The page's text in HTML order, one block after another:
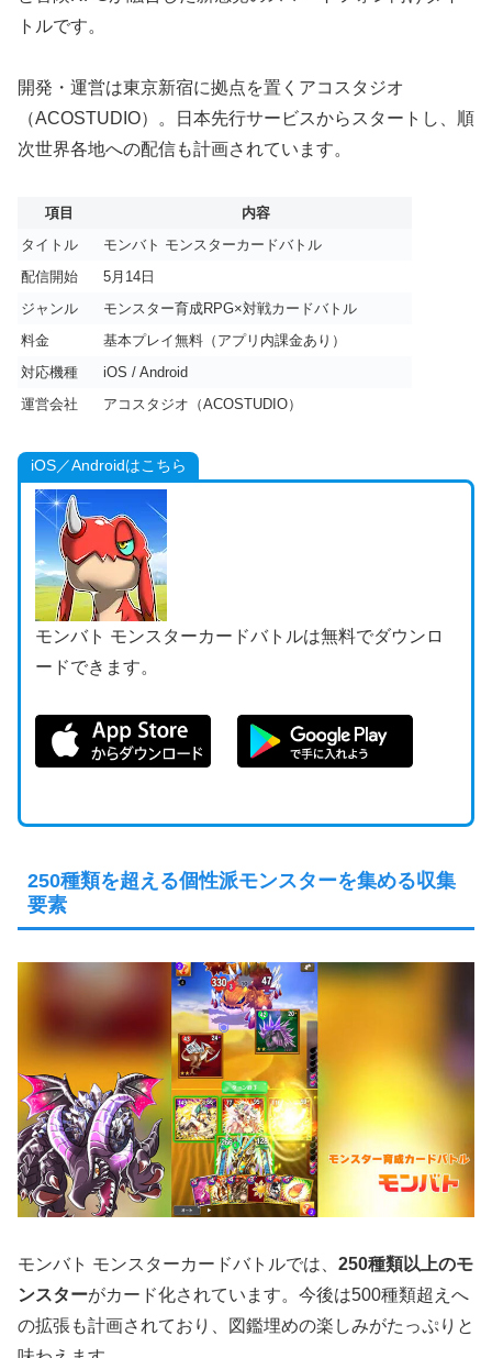
トルです。
開発・運営は東京新宿に拠点を置くアコスタジオ
（ACOSTUDIO）。日本先行サービスからスタートし、順
次世界各地への配信も計画されています。
項目
内容
タイトル
モンバト モンスターカードバトル
配信開始
5月14日
ジャンル
モンスター育成RPG×対戦カードバトル
料金
基本プレイ無料（アプリ内課金あり）
対応機種
iOS / Android
運営会社
アコスタジオ（ACOSTUDIO）
iOS／Androidはこちら
モンバト モンスターカードバトルは無料でダウンロ
ードできます。
250種類を超える個性派モンスターを集める収集
要素
モンバト モンスターカードバトルでは、 250種類以上のモ
ンスターがカード化されています。今後は500種類超えへ
の拡張も計画されており、図鑑埋めの楽しみがたっぷりと